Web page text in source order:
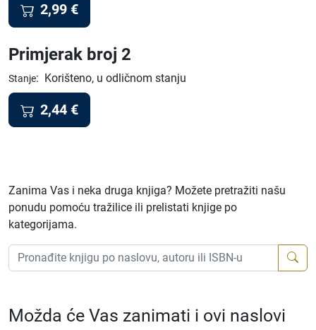
2,99 €
Primjerak broj 2
Stanje: Korišteno, u odličnom stanju
2,44 €
Zanima Vas i neka druga knjiga? Možete pretražiti našu
ponudu pomoću tražilice ili prelistati knjige po
kategorijama.
Možda će Vas zanimati i ovi naslovi